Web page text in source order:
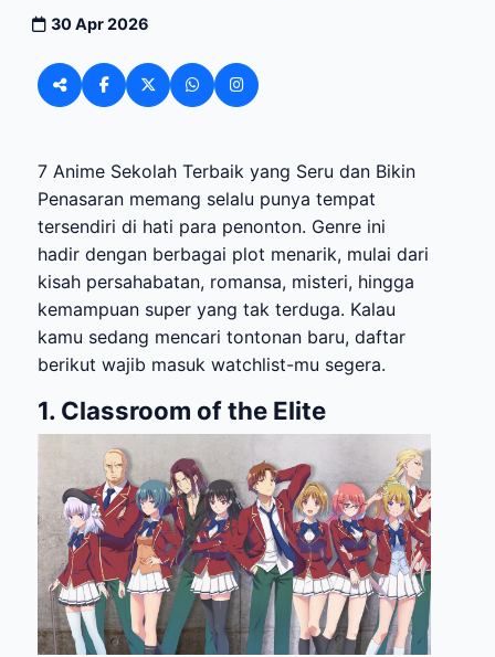
30 Apr 2026
7 Anime Sekolah Terbaik yang Seru dan Bikin
Penasaran memang selalu punya tempat
tersendiri di hati para penonton. Genre ini
hadir dengan berbagai plot menarik, mulai dari
kisah persahabatan, romansa, misteri, hingga
kemampuan super yang tak terduga. Kalau
kamu sedang mencari tontonan baru, daftar
berikut wajib masuk watchlist-mu segera.
1. Classroom of the Elite